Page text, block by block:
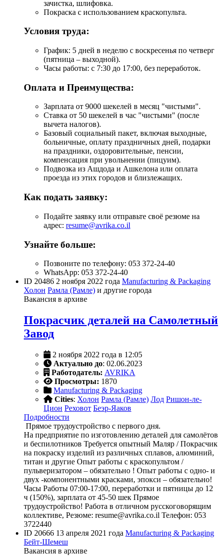
зачистка, шлифовка.
Покраска с использованием краскопульта.
Условия труда:
График: 5 дней в неделю с воскресенья по четверг
(пятница – выходной).
Часы работы: с 7:30 до 17:00, без переработок.
Оплата и Преимущества:
Зарплата от 9000 шекелей в месяц "чистыми".
Ставка от 50 шекелей в час "чистыми" (после
вычета налогов).
Базовый социальный пакет, включая выходные,
больничные, оплату праздничных дней, подарки
на праздники, оздоровительные, пенсии,
компенсация при увольнении (пицуим).
Подвозка из Ашдода и Ашкелона или оплата
проезда из этих городов и близлежащих.
Как подать заявку:
Подайте заявку или отправьте своё резюме на
адрес: resume@avrika.co.il
Узнайте больше:
Позвоните по телефону: 053 372-24-40
WhatsApp: 053 372-24-40
ID 20486 2 ноября 2022 года Manufacturing & Packaging
Холон Рамла (Рамле) и другие города
Вакансия в архиве
Покрасчик деталей на Самолетный
Завод
2 ноября 2022 года в 12:05
Актуально до: 02.06.2023
Работодатель: AVRIKA
Просмотры: 1870
Manufacturing & Packaging
Cities: Холон Рамла (Рамле) Лод Ришон-ле-
Цион Реховот Беэр-Яаков
Подробности
Прямое трудоустройство с первого дня.
Hа предприятие по изготовлению деталей для самолётов
и беспилотников Требуется опытный Маляр / Покрасчик
на покраску изделий из различных сплавов, алюминий,
титан и другие Опыт работы с краскопультом /
пульверизатором – обязательно ! Опыт работы с одно- и
двух -компонентными красками, эпокси – обязательно!
Часы Работы 07:00-17:00, переработки и пятницы до 12
ч (150%), зарплата от 45-50 шек Прямое
трудоустройство! Работа в отличном русскоговорящим
коллективе, Резюме: resume@avrika.co.il Телефон: 053
3722440
ID 20666 13 апреля 2021 года Manufacturing & Packaging
Бейт-Шемеш
Вакансия в архиве